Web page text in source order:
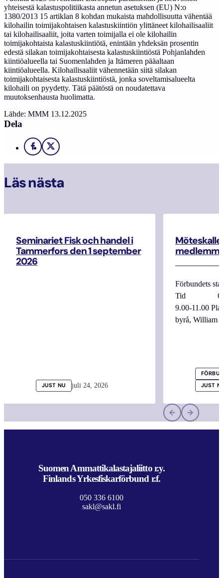
yhteisestä kalastuspolitiikasta annetun asetuksen (EU) N:o
1380/2013 15 artiklan 8 kohdan mukaista mahdollisuutta vähentää
kilohailin toimijakohtaisen kalastuskiintiön ylittäneet kilohailisaaliit
tai kilohailisaaliit, joita varten toimijalla ei ole kilohailin
toimijakohtaista kalastuskiintiötä, enintään yhdeksän prosentin
edestä silakan toimijakohtaisesta kalastuskiintiöstä Pohjanlahden
kiintiöalueella tai Suomenlahden ja Itämeren pääaltaan
kiintiöalueella. Kilohailisaaliit vähennetään siitä silakan
toimijakohtaisesta kalastuskiintiöstä, jonka soveltamisalueelta
kilohaili on pyydetty. Tätä päätöstä on noudatettava
muutoksenhausta huolimatta.
Lähde: MMM 13.12.2025
Dela
Facebook
X
Läs nästa
Seminariet Fisk och handel i
Tammerfors den 1 september
2026
JUST NU juli 24, 2026
Förbundets
Tid
9.00-11.00
byrå, William
JUST
Suomen Ammattikalastajaliitto r.y.
Finlands Yrkesfiskarförbund r.f.
050 336 6100
sakl@sakl.fi